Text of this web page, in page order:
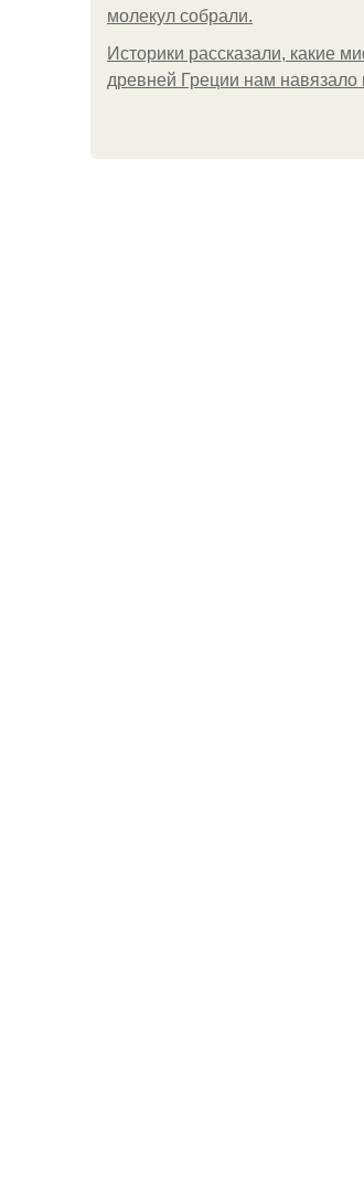
молекул собрали.
Историки рассказали, какие
древней Греции нам навязало